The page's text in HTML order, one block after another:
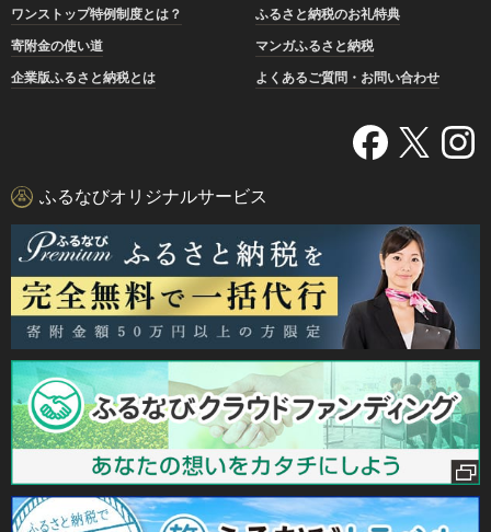
ワンストップ特例制度とは？
ふるさと納税のお礼特典
寄附金の使い道
マンガふるさと納税
企業版ふるさと納税とは
よくあるご質問・お問い合わせ
ふるなびオリジナルサービス